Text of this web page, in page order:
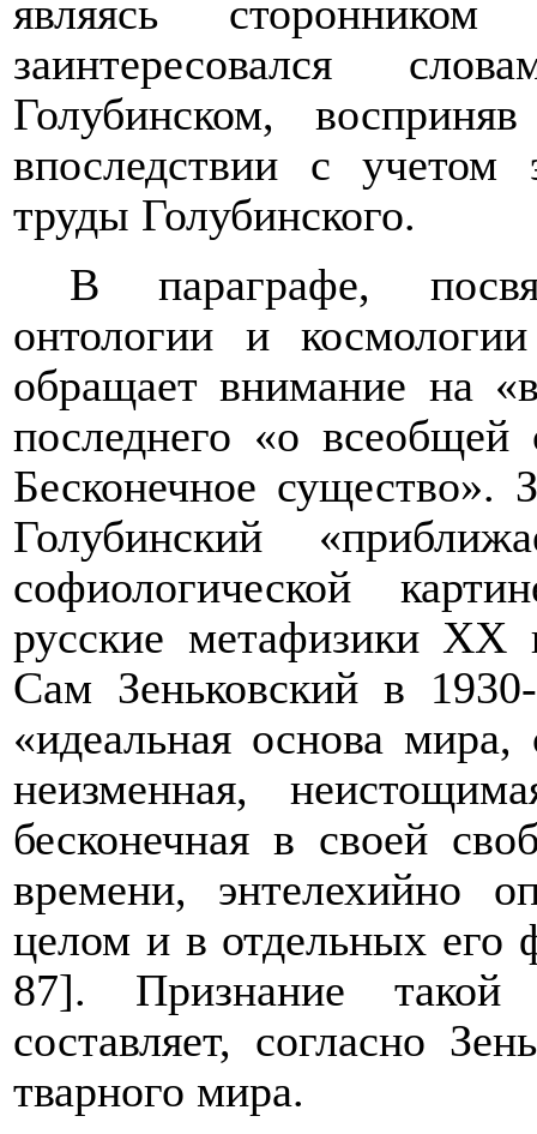
являясь сторонником
заинтересовался
Голубинском,
впоследствии с учетом
труды Голубинского.
В параграфе,
онтологии и
обращает внимание на
последнего «о
Бесконечное существо».
Голубинский
софиологической
русские метафизики XX
Сам Зеньковский в
«идеальная основа
неизменная,
бесконечная в своей
времени, энтелехийно
целом и в отдельных его
87]. Признание
составляет, согласно
тварного мира.